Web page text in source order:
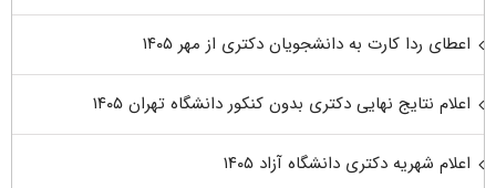
اعطای ردا کارت به دانشجویان دکتری از مهر ۱۴۰۵
اعلام نتایج نهایی دکتری بدون کنکور دانشگاه تهران ۱۴۰۵
اعلام شهریه دکتری دانشگاه آزاد ۱۴۰۵